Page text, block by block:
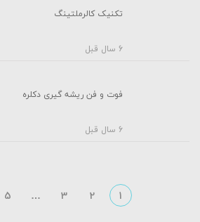
تکنیک کالرملتینگ
6 سال قبل
فوت و فن ریشه گیری دکلره
6 سال قبل
1
2
3
…
5